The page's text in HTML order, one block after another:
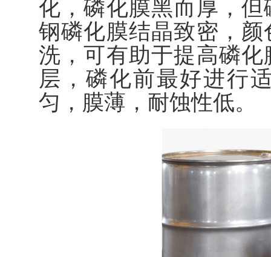
化，磷化膜黑而厚，
钢磷化膜结晶致密，
洗，可有助于提高磷
层，磷化前最好进行
匀，膜薄，耐蚀性低。